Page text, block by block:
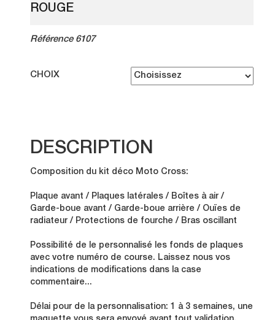
ROUGE
Référence 6107
CHOIX
DESCRIPTION
Composition du kit déco Moto Cross:
Plaque avant / Plaques latérales / Boîtes à air /
Garde-boue avant / Garde-boue arrière / Ouïes de
radiateur / Protections de fourche / Bras oscillant
Possibilité de le personnalisé les fonds de plaques
avec votre numéro de course. Laissez nous vos
indications de modifications dans la case
commentaire...
Délai pour de la personnalisation: 1 à 3 semaines, une